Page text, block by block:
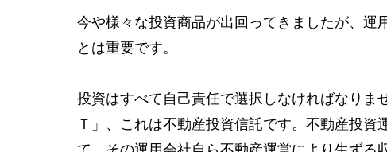
今や様々な投資商品が出回ってきましたが、運
とは重要です。
投資はすべて自己責任で選択しなければなりま
Ｔ」、これは不動産投資信託です。不動産投